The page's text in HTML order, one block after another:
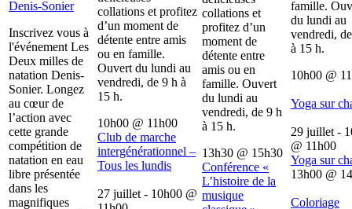
Denis-Sonier
Inscrivez vous à
l'événement Les
Deux milles de
natation Denis-
Sonier. Longez
au cœur de
l’action avec
cette grande
compétition de
natation en eau
libre présentée
dans les
magnifiques
collations et profitez
d’un moment de
détente entre amis
ou en famille.
Ouvert du lundi au
vendredi, de 9 h à
15 h.
10h00 @ 11h00
Club de marche
intergénérationnel –
Tous les lundis
27 juillet - 10h00 @
collations et
profitez d’un
moment de
détente entre
amis ou en
famille. Ouvert
du lundi au
vendredi, de 9 h
à 15 h.
13h30 @ 15h30
Conférence «
L’histoire de la
musique
famille.
du lundi au
vendredi,
à 15 h.
10h00 @
Yoga sur
29 juillet -
@ 11h00
Yoga sur
13h00 @
Coloriage